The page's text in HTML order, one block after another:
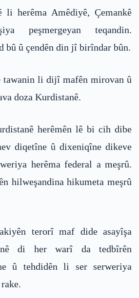
li herêma Amêdiyê, Çemankê
peşmergeyan teqandin.
bû û çendên din jî birîndar bûn.
tawanin li dijî mafên mirovan û
doza Kurdistanê.
herêmên lê bi cih dibe
diqetîne û dixeniqîne dikeve
herêma federal a meşrû.
hilweşandina hikumeta meşrû
terorî maf dide asayîşa
di her warî da tedbîrên
û tehdidên li ser serweriya